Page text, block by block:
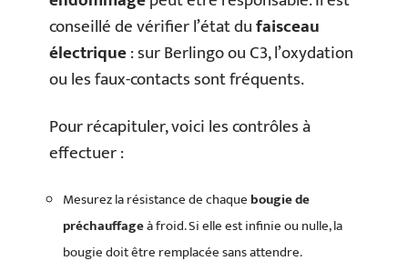
conseillé de vérifier l’état dufaisceau
électrique: sur Berlingo ou C3, l’oxydation
ou les faux-contacts sont fréquents.
Pour récapituler, voici les contrôles à
effectuer :
Mesurez la résistance de chaque bougie de
préchauffageà froid. Si elle est infinie ou nulle, la
bougie doit être remplacée sans attendre.